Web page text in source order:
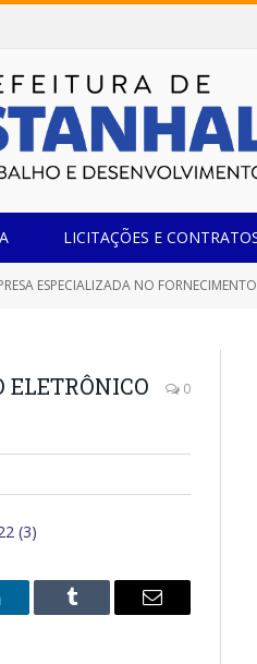
LICITAÇÕES E
TOMÓGRAFO COMPUTADORIZADO HELICOIDAL DE 16 (DEZESSEIS) CANAIS,
ELETRÔNICO
0
(3)
Tumblr
E-